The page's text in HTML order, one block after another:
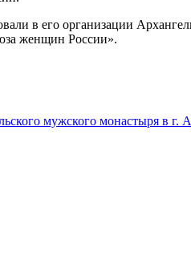
в его организации
женщин России».
мужского монастыря в г.